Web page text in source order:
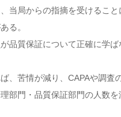
当局からの指摘を受けるこ
る。
品質保証について正確に学ば
、苦情が減り、CAPAや調査
部門・品質保証部門の人数を